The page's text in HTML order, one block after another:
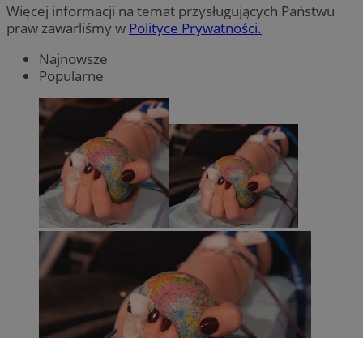
Więcej informacji na temat przysługujących Państwu
praw zawarliśmy w Polityce Prywatności.
Najnowsze
Popularne